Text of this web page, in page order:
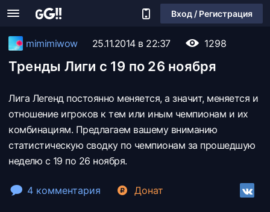
Вход / Регистрация
mimimiwow 25.11.2014 в 22:37 1298
Тренды Лиги с 19 по 26 ноября
Лига Легенд постоянно меняется, а значит, меняется и
отношение игроков к тем или иным чемпионам и их
комбинациям. Предлагаем вашему вниманию
статистическую сводку по чемпионам за прошедшую
неделю с 19 по 26 ноября.
4 комментария Донат